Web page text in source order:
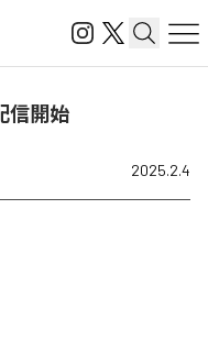
信開始
2025.2.4